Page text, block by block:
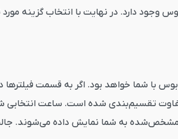
وجود دارد. در نهایت با انتخاب گزینه
شما خواهد بود. اگر به قسمت فیلترها